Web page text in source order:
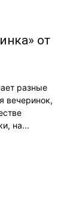
от
разные
вечеринок,
на...